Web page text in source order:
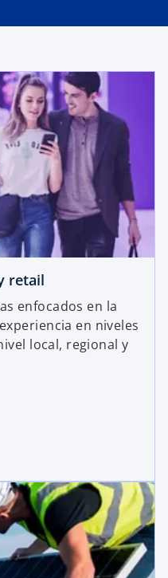
retail
enfocados en la
en niveles
local, regional y